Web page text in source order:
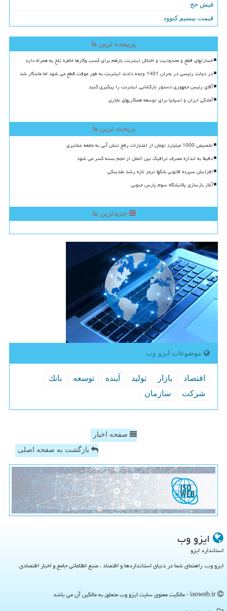
فیش حج
قیمت بیسیم کنوود
پربیننده ترین ها
خسارتهای قطع و محدودیت و اختلال اینترنت بازهم برای کسب وکارها خاطره تلخ به همراه دارد
در دولت رئیسی در بحران 1401 وعده دادند اینترنت به طور موقت قطع می شود اما ماندگار شد
آقای رئیس جمهوری دستور بازگشایی اینترنت را پیگیری کنید
آمادگی ایران و اسپانیا برای توسعه همکاریهای تجاری
پربحث ترین ها
تخصیص 1000 میلیارد تومان از اعتبارات رفع تنش آبی به جامعه عشایری
دقیقا به اندازه مصرف ترافیک بین الملل از حجم بسته کسر می شود
افزایش سپرده قانونی بانکها ترمز تازه رشد نقدینگی
آغاز بازسازی پالایشگاه سوم پارس جنوبی
جدیدترین ها
موضوعات ایزو وب
اقتصاد بازار تولید آینده توسعه
بانك
شركت
سازمان
صفحه اخبار
بازگشت به صفحه اصلی
ایزو وب
استاندارد ایزو
ایزو وب، راهنمای شما در دنیای استانداردها و اقتصاد ، منبع اطلاعاتی جامع و اخبار اقتصادی